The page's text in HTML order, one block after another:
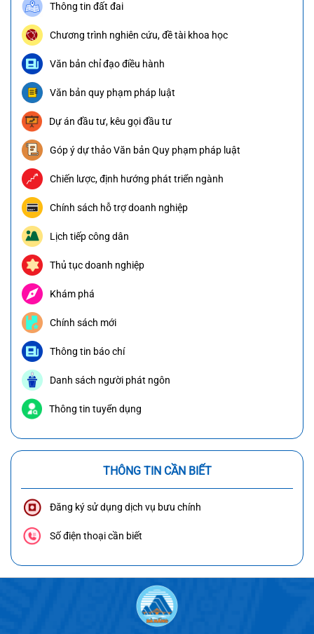
Thông tin đất đai
Chương trình nghiên cứu, đề tài khoa học
Văn bản chỉ đạo điều hành
Văn bản quy phạm pháp luật
Dự án đầu tư, kêu gọi đầu tư
Góp ý dự thảo Văn bản Quy phạm pháp luật
Chiến lược, định hướng phát triển ngành
Chính sách hỗ trợ doanh nghiệp
Lịch tiếp công dân
Thủ tục doanh nghiệp
Khám phá
Chính sách mới
Thông tin báo chí
Danh sách người phát ngôn
Thông tin tuyển dụng
THÔNG TIN CẦN BIẾT
Đăng ký sử dụng dịch vụ bưu chính
Số điện thoại cần biết